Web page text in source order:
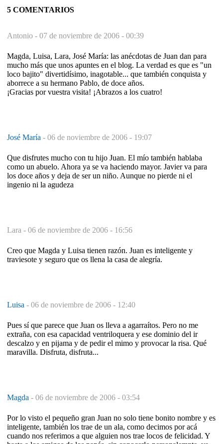
5 COMENTARIOS
Antonio - 07 de noviembre de 2006 - 00:39
Magda, Luisa, Lara, José María: las anécdotas de Juan dan para
mucho más que unos apuntes en el blog. La verdad es que es "un
loco bajito" divertidísimo, inagotable... que también conquista y
aborrece a su hermano Pablo, de doce años.
¡Gracias por vuestra visita! ¡Abrazos a los cuatro!
José María - 06 de noviembre de 2006 - 19:07
Que disfrutes mucho con tu hijo Juan. El mío también hablaba
como un abuelo. Ahora ya se va haciendo mayor. Javier va para
los doce años y deja de ser un niño. Aunque no pierde ni el
ingenio ni la agudeza
Lara - 06 de noviembre de 2006 - 16:56
Creo que Magda y Luisa tienen razón. Juan es inteligente y
traviesote y seguro que os llena la casa de alegría.
Luisa - 06 de noviembre de 2006 - 12:40
Pues sí que parece que Juan os lleva a agarraítos. Pero no me
extraña, con esa capacidad ventriloquera y ese dominio del ir
descalzo y en pijama y de pedir el mimo y provocar la risa. Qué
maravilla. Disfruta, disfruta...
Magda - 06 de noviembre de 2006 - 03:54
Por lo visto el pequeño gran Juan no solo tiene bonito nombre y es
inteligente, también los trae de un ala, como decimos por acá
cuando nos referimos a que alguien nos trae locos de felicidad. Y